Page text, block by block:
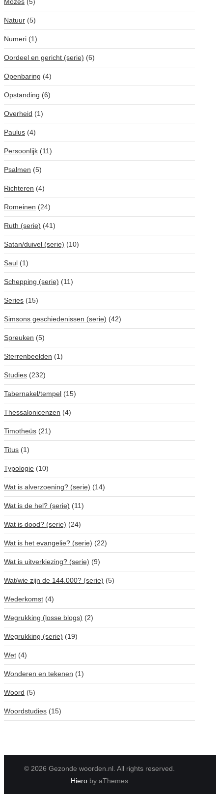
Natuur (5)
Numeri (1)
Oordeel en gericht (serie) (6)
Openbaring (4)
Opstanding (6)
Overheid (1)
Paulus (4)
Persoonlijk (11)
Psalmen (5)
Richteren (4)
Romeinen (24)
Ruth (serie) (41)
Satan/duivel (serie) (10)
Saul (1)
Schepping (serie) (11)
Series (15)
Simsons geschiedenissen (serie) (42)
Spreuken (5)
Sterrenbeelden (1)
Studies (232)
Tabernakel/tempel (15)
Thessalonicenzen (4)
Timotheüs (21)
Titus (1)
Typologie (10)
Wat is alverzoening? (serie) (14)
Wat is de hel? (serie) (11)
Wat is dood? (serie) (24)
Wat is het evangelie? (serie) (22)
Wat is uitverkiezing? (serie) (9)
Wat/wie zijn de 144.000? (serie) (5)
Wederkomst (4)
Wegrukking (losse blogs) (2)
Wegrukking (serie) (19)
Wet (4)
Wonderen en tekenen (1)
Woord (5)
Woordstudies (15)
© 2026 Gezonde woorden.nl. All rights reserved.
Hieroby aThemes